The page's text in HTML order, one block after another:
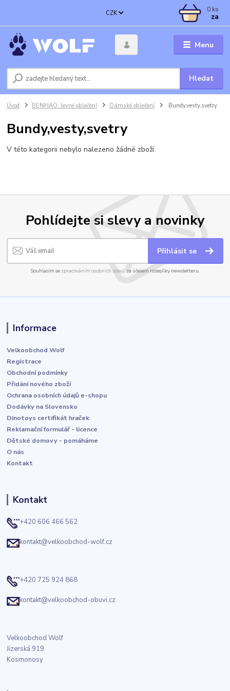
Menu
CZK
Hledat
0 ks
za
Úvod BENHAO: levné oblečení Dámské oblečení Bundy,vesty,svetry
Bundy,vesty,svetry
V této kategorii nebylo nalezeno žádné zboží.
Pohlídejte si slevy a novinky
Přihlásit se
Souhlasím se zpracováním osobních údajůza účelem rozesílky newsletteru.
Informace
Velkoobchod Wolf
Registrace
Obchodní podmínky
Přidání nového zboží
Ochrana osobních údajů e-shopu
Dodávky na Slovensko
Dinotoys certifikát hraček
Reklamační formulář - licence
Dětské domovy - pomáháme
O nás
Kontakt
Kontakt
+420 606 466 562
kontakt@velkoobchod-wolf.cz
+420 725 924 868
kontakt@velkoobchod-obuvi.cz
Velkoobchod Wolf
Jizerská 919
Kosmonosy